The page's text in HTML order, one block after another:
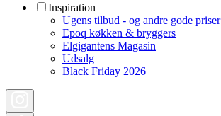
Inspiration
Ugens tilbud - og andre gode priser
Epoq køkken & bryggers
Elgigantens Magasin
Udsalg
Black Friday 2026